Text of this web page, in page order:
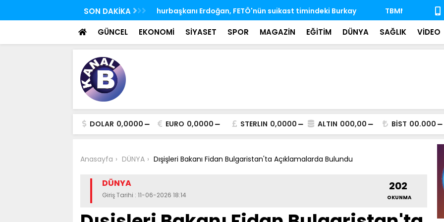
SON DAKİKA
FETÖ'nün suikast timindeki Burkay
TBMM Genel Kurulu'nda ihtisas komisyonlarındaki boş üyeliklere
seçim yapıldı
MSB:
almaya
GÜNCEL EKONOMİ SİYASET SPOR MAGAZİN EĞİTİM DÜNYA SAĞLIK VİDEO
DOLAR 0,0000 EURO 0,0000 STERLIN 0,0000 ALTIN 000,00 BİST 00.000
Anasayfa DÜNYA Dışişleri Bakanı Fidan Bulgaristan'ta Açıklamalarda Bulundu
DÜNYA
Giriş Tarihi : 11-06-2026 18:14
202
OKUNMA